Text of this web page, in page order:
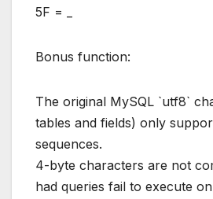
5F = _
Bonus function:
The original MySQL `utf8`
tables and fields) only
sequences.
4-byte characters are not
had queries fail to execute